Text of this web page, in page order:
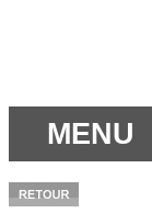
MENU